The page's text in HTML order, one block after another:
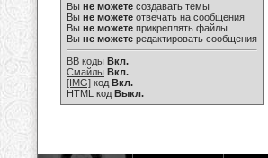
Вы не можете создавать темы
Вы не можете отвечать на сообщения
Вы не можете прикреплять файлы
Вы не можете редактировать сообщения
BB коды Вкл.
Смайлы Вкл.
[IMG] код Вкл.
HTML код Выкл.